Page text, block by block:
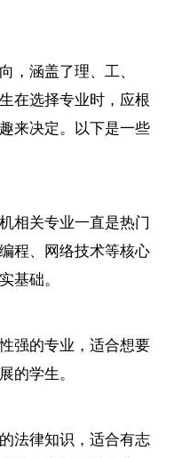
，涵盖了理、工、
在选择专业时，应根
来决定。以下是一些
相关专业一直是热门
程、网络技术等核心
基础。
强的专业，适合想要
的学生。
法律知识，适合有志